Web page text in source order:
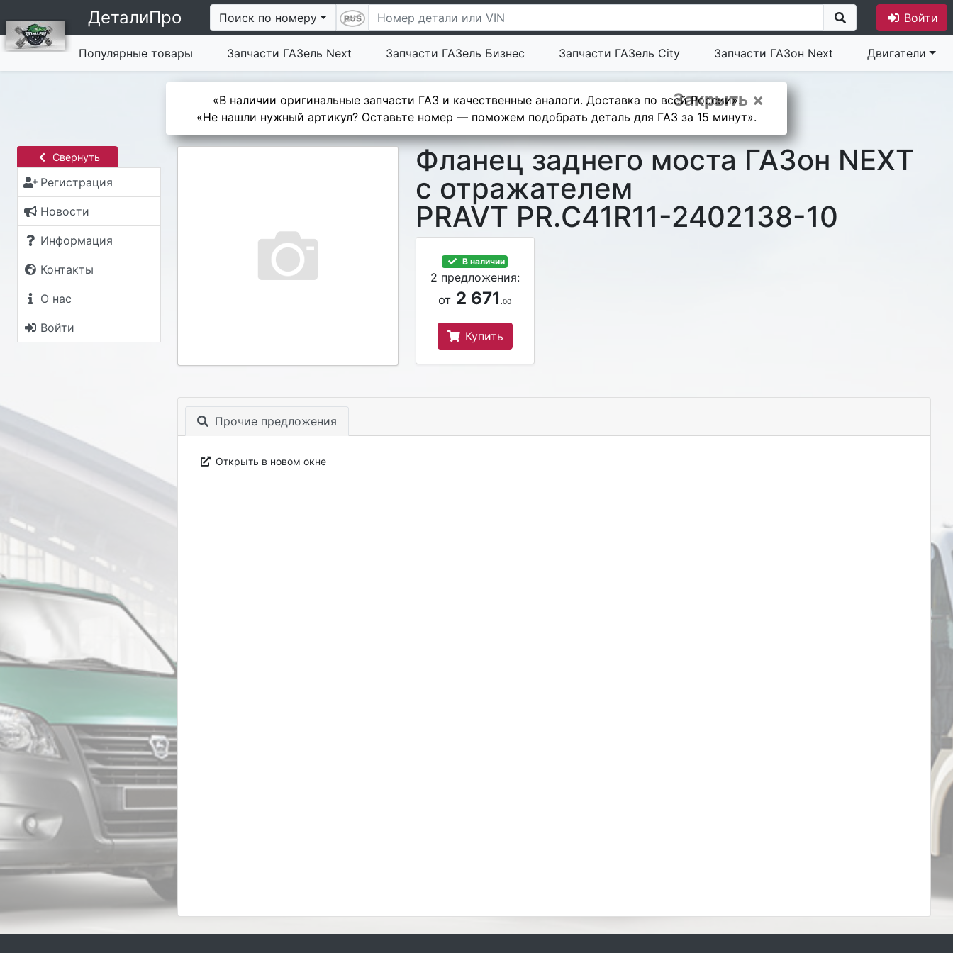
ДеталиПро Поиск по номеру Войти
Популярные товары Запчасти ГАЗель Next Запчасти ГАЗель Бизнес Запчасти ГАЗель City Запчасти ГАЗон Next Двигатели
Закрыть ×
«В наличии оригинальные запчасти ГАЗ и качественные аналоги. Доставка по всей России».
«Не нашли нужный артикул? Оставьте номер — поможем подобрать деталь для ГАЗ за 15 минут».
Свернуть
Регистрация
Новости
Информация
Контакты
О нас
Войти
Фланец заднего моста ГАЗон NEXT
с отражателем
PRAVT PR.C41R11-2402138-10
В наличии
2 предложения:
от 2 671.00
Купить
Прочие предложения
Открыть в новом окне